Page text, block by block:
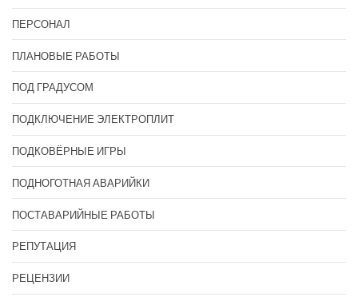
ПЕРСОНАЛ
ПЛАНОВЫЕ РАБОТЫ
ПОД ГРАДУСОМ
ПОДКЛЮЧЕНИЕ ЭЛЕКТРОПЛИТ
ПОДКОВЁРНЫЕ ИГРЫ
ПОДНОГОТНАЯ АВАРИЙКИ
ПОСТАВАРИЙНЫЕ РАБОТЫ
РЕПУТАЦИЯ
РЕЦЕНЗИИ